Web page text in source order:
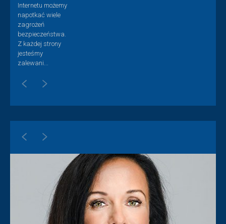
Internetu możemy
napotkać wiele
zagrożeń
bezpieczeństwa.
Z każdej strony
jesteśmy
zalewani...